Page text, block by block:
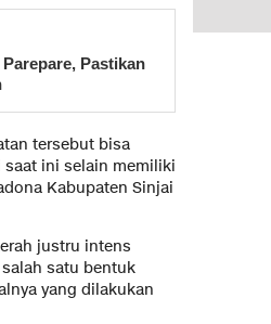
Pastikan
tersebut bisa
saat ini selain memiliki
Kabupaten Sinjai
justru intens
satu bentuk
yang dilakukan